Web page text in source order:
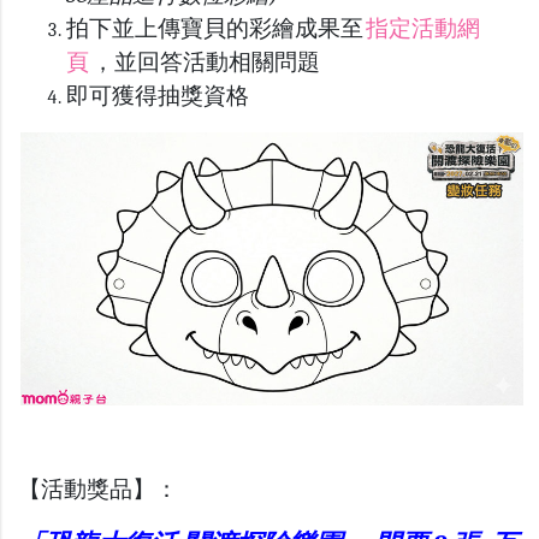
拍下並上傳寶貝的彩繪成果至指定活動網
頁 ，並回答活動相關問題
即可獲得抽獎資格
【活動獎品】：